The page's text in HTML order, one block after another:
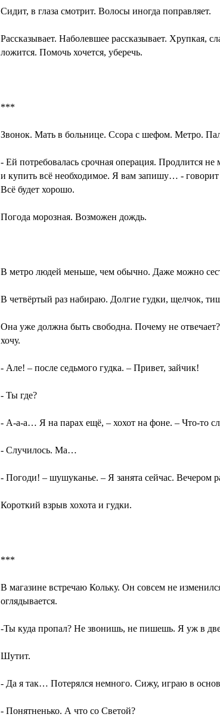
Сидит, в глаза смотрит. Волосы иногда поправляет.
Рассказывает. Наболевшее рассказывает. Хрупкая,
ложится. Помочь хочется, уберечь.
***
Звонок. Мать в больнице. Ссора с шефом. Метро.
- Ей потребовалась срочная операция. Продлится
и купить всё необходимое. Я вам запишу… -
Всё будет хорошо.
Погода морозная. Возможен дождь.
В метро людей меньше, чем обычно. Даже можно
В четвёртый раз набираю. Долгие гудки, щелчок,
Она уже должна быть свободна. Почему не
хочу.
- Але! – после седьмого гудка. – Привет, зайчик!
- Ты где?
- А-а-а… Я на парах ещё, – хохот на фоне. – Что-то
- Случилось. Ма…
- Погоди! – шушуканье. – Я занята сейчас. Вечером
Короткий взрыв хохота и гудки.
***
В магазине встречаю Кольку. Он совсем не
оглядывается.
-Ты куда пропал? Не звонишь, не пишешь. Я уж в
Шутит.
- Да я так… Потерялся немного. Сижу, играю в
- Понятненько. А что со Светой?